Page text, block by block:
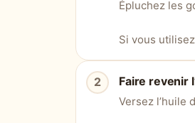
Épluchez les
Si vous
Faire revenir
Versez l’huile